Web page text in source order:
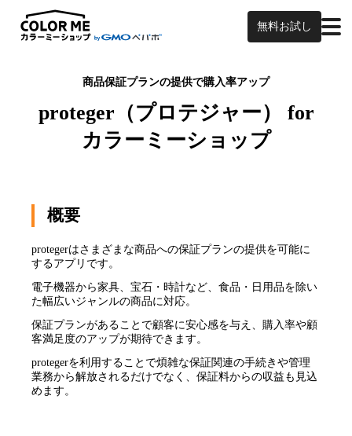
無料お試し
商品保証プランの提供で購入率アップ
proteger（プロテジャー） for
カラーミーショップ
概要
protegerはさまざまな商品への保証プランの提供を可能に
するアプリです。
電子機器から家具、宝石・時計など、食品・日用品を除い
た幅広いジャンルの商品に対応。
保証プランがあることで顧客に安心感を与え、購入率や顧
客満足度のアップが期待できます。
protegerを利用することで煩雑な保証関連の手続きや管理
業務から解放されるだけでなく、保証料からの収益も見込
めます。